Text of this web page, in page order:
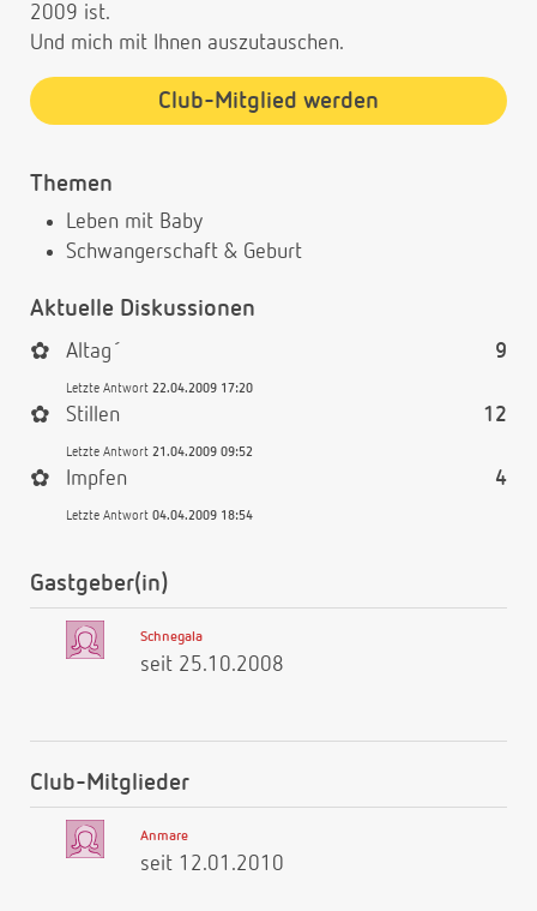
2009 ist.
Und mich mit Ihnen auszutauschen.
Club-Mitglied werden
Themen
Leben mit Baby
Schwangerschaft & Geburt
Aktuelle Diskussionen
9
✿ Altag´
Letzte Antwort 22.04.2009 17:20
12
✿ Stillen
Letzte Antwort 21.04.2009 09:52
4
✿ Impfen
Letzte Antwort 04.04.2009 18:54
Gastgeber(in)
Schnegala
seit 25.10.2008
Club-Mitglieder
Anmare
seit 12.01.2010